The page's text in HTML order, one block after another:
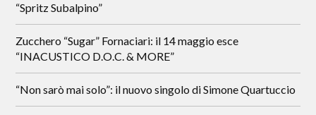
“Spritz Subalpino”
Zucchero “Sugar” Fornaciari: il 14 maggio esce
“INACUSTICO D.O.C. & MORE”
“Non sarò mai solo”: il nuovo singolo di Simone Quartuccio